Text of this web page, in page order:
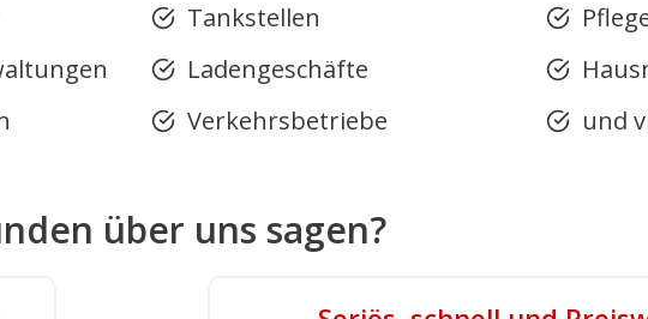
Tankstellen
Ladengeschäfte
Verkehrsbetriebe
und
über uns sagen?